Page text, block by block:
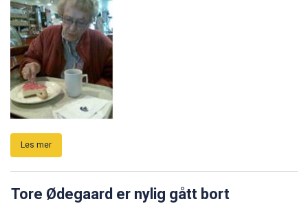
Les mer
Tore Ødegaard er nylig gått bort